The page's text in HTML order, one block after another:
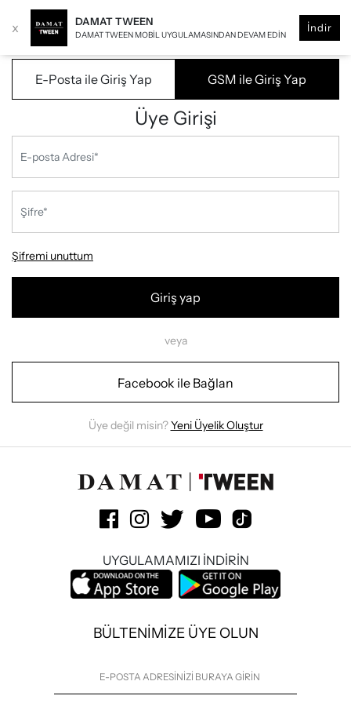
x DAMAT TWEEN
DAMAT TWEEN MOBIL UYGULAMASINDAN DEVAM EDIN
İndir
E-Posta ile Giriş Yap GSM ile Giriş Yap
Üye Girişi
Şifremi unuttum
Giriş yap
veya
Facebook ile Bağlan
Üye değil misin?Yeni Üyelik Oluştur
UYGULAMAMIZI İNDİRİN
BÜLTENİMİZE ÜYE OLUN